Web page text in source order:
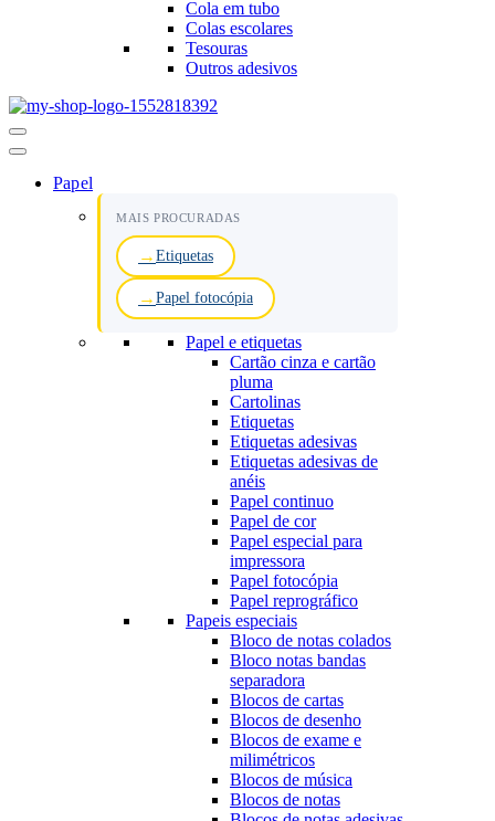
Cola em tubo
Colas escolares
Tesouras
Outros adesivos
Menu
de
navegação
Papel
MAIS PROCURADAS
Etiquetas
Papel fotocópia
Papel e etiquetas
Cartão cinza e cartão
pluma
Cartolinas
Etiquetas
Etiquetas adesivas
Etiquetas adesivas de
anéis
Papel continuo
Papel de cor
Papel especial para
impressora
Papel fotocópia
Papel reprográfico
Papeis especiais
Bloco de notas colados
Bloco notas bandas
separadora
Blocos de cartas
Blocos de desenho
Blocos de exame e
milimétricos
Blocos de música
Blocos de notas